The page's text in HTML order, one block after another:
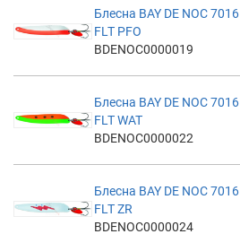
Блесна BAY DE NOC 7016
FLT PFO
BDENOC0000019
Блесна BAY DE NOC 7016
FLT WAT
BDENOC0000022
Блесна BAY DE NOC 7016
FLT ZR
BDENOC0000024